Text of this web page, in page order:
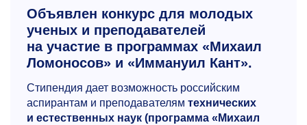
Объявлен конкурс для молодых
ученых и преподавателей
на участие в программах «Михаил
Ломоносов» и «Иммануил Кант».
Стипендия дает возможность российским
аспирантам и преподавателям технических
и естественных наук (программа «Михаил